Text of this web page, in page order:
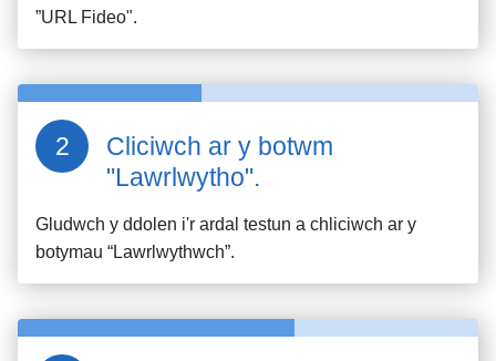
”URL Fideo".
Cliciwch ar y botwm
"Lawrlwytho".
Gludwch y ddolen i'r ardal testun a chliciwch ar y
botymau “Lawrlwythwch”.